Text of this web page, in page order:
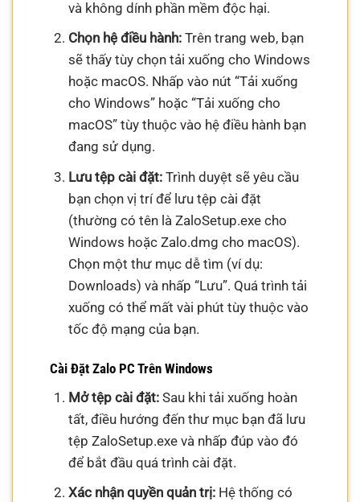
và không dính phần mềm độc hại.
Chọn hệ điều hành:Trên trang web, bạn
sẽ thấy tùy chọn tải xuống cho Windows
hoặc macOS. Nhấp vào nút “Tải xuống
cho Windows” hoặc “Tải xuống cho
macOS” tùy thuộc vào hệ điều hành bạn
đang sử dụng.
Lưu tệp cài đặt:Trình duyệt sẽ yêu cầu
bạn chọn vị trí để lưu tệp cài đặt
(thường có tên là ZaloSetup.exe cho
Windows hoặc Zalo.dmg cho macOS).
Chọn một thư mục dễ tìm (ví dụ:
Downloads) và nhấp “Lưu”. Quá trình tải
xuống có thể mất vài phút tùy thuộc vào
tốc độ mạng của bạn.
Cài Đặt Zalo PC Trên Windows
Mở tệp cài đặt:Sau khi tải xuống hoàn
tất, điều hướng đến thư mục bạn đã lưu
tệp ZaloSetup.exe và nhấp đúp vào đó
để bắt đầu quá trình cài đặt.
Xác nhận quyền quản trị:Hệ thống có